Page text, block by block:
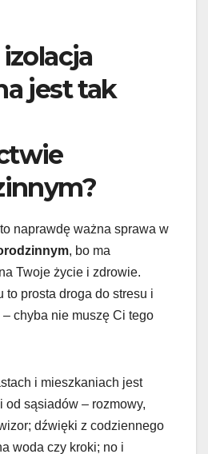
jest tak
naprawdę ważna sprawa w
, bo ma
Twoje życie i zdrowie.
to prosta droga do stresu i
chyba nie muszę Ci tego
i mieszkaniach jest
od sąsiadów – rozmowy,
dźwięki z codziennego
woda czy kroki; no i